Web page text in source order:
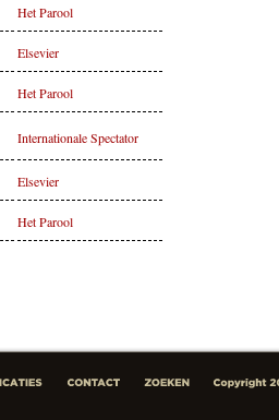
Het Parool
Elsevier
Het Parool
Internationale Spectator
Elsevier
Het Parool